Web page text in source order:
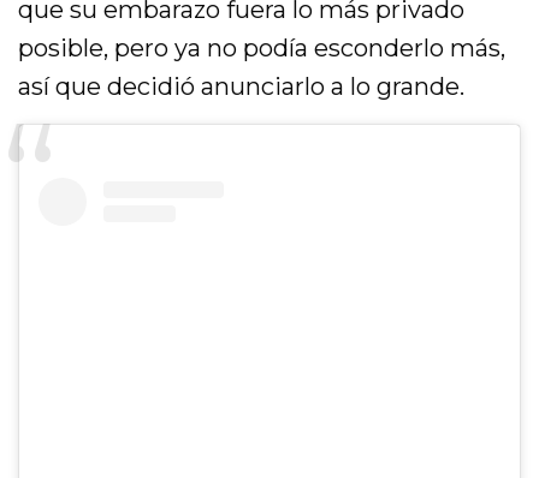
que su embarazo fuera lo más privado
posible, pero ya no podía esconderlo más,
así que decidió anunciarlo a lo grande.